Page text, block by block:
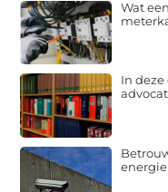
Wat
In